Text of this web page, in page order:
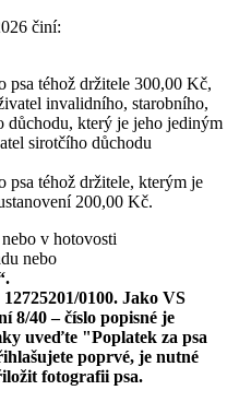
činí:
psa téhož držitele 300,00 Kč,
invalidního, starobního,
důchodu, který je jeho jediným
sirotčího důchodu
psa téhož držitele, kterým je
200,00 Kč.
v hotovosti
nebo
12725201/0100. Jako VS
8/40 – číslo popisné je
uveďte "Poplatek za psa
poprvé, je nutné
fotografii psa.